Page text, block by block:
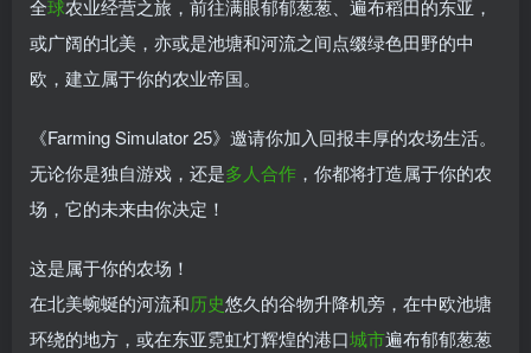
全球农业经营之旅，前往满眼郁郁葱葱、遍布稻田的东亚，
或广阔的北美，亦或是池塘和河流之间点缀绿色田野的中
欧，建立属于你的农业帝国。
《Farming Simulator 25》邀请你加入回报丰厚的农场生活。
无论你是独自游戏，还是多人合作 ，你都将打造属于你的农
场，它的未来由你决定！
这是属于你的农场！
在北美蜿蜒的河流和历史悠久的谷物升降机旁，在中欧池塘
环绕的地方，或在东亚霓虹灯辉煌的港口城市遍布郁郁葱葱